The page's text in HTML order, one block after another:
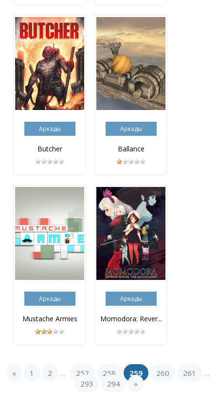
Аркады
Butcher
Аркады
Ballance
Аркады
Mustache Armies
Аркады
Momodora: Rever...
« 1 2 ... 257 258 259 260 261 ...
293 294 »